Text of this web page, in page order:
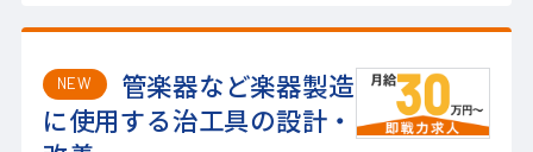
NEW
管楽器など楽器製造
に使用する治工具の設計・